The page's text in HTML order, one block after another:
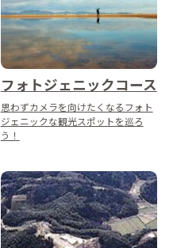
フォトジェニックコース
思わずカメラを向けたくなるフォト
ジェニックな観光スポットを巡ろ
う！